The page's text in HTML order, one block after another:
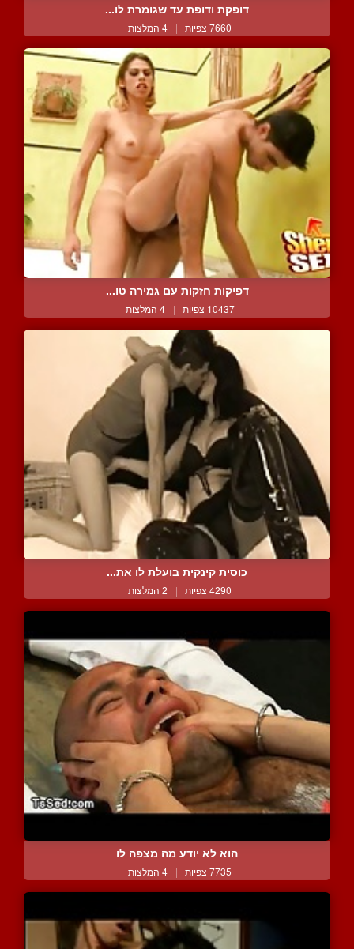
דופקת ודופת עד שגומרת לו...
7660 צפיות | 4 המלצות
דפיקות חזקות עם גמירה טו...
10437 צפיות | 4 המלצות
כוסית קינקית בועלת לו את...
4290 צפיות | 2 המלצות
הוא לא יודע מה מצפה לו
7735 צפיות | 4 המלצות